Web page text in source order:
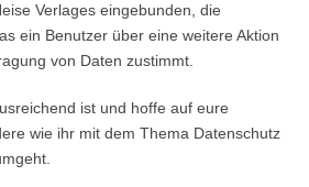
Verlages eingebunden, die
ein Benutzer über eine weitere Aktion
von Daten zustimmt.
ist und hoffe auf eure
wie ihr mit dem Thema Datenschutz